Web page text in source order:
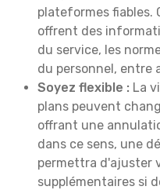
plateformes fiables.
offrent des
du service, les
du personnel, entre
Soyez flexible : La
plans peuvent
offrant une
dans ce sens, une
permettra d'ajuster
supplémentaires si